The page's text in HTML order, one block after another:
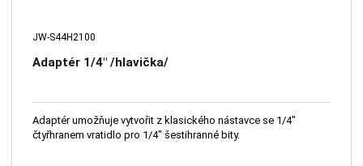
JW-S44H2100
Adaptér 1/4" /hlavička/
Adaptér umožňuje vytvořit z klasického nástavce se 1/4"
čtyřhranem vratidlo pro 1/4" šestihranné bity.